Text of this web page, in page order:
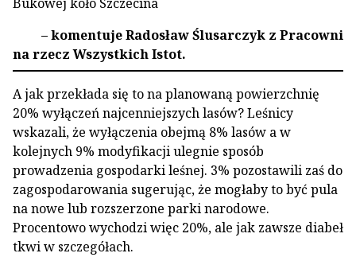
– komentuje Radosław Ślusarczyk z Pracowni
na rzecz Wszystkich Istot.
A jak przekłada się to na planowaną powierzchnię
20% wyłączeń najcenniejszych lasów? Leśnicy
wskazali, że wyłączenia obejmą 8% lasów a w
kolejnych 9% modyfikacji ulegnie sposób
prowadzenia gospodarki leśnej. 3% pozostawili zaś do
zagospodarowania sugerując, że mogłaby to być pula
na nowe lub rozszerzone parki narodowe.
Procentowo wychodzi więc 20%, ale jak zawsze diabeł
tkwi w szczegółach.